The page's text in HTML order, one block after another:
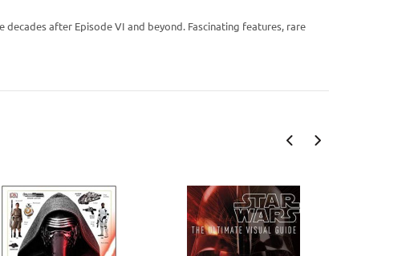
after Episode VI and beyond. Fascinating features, rare